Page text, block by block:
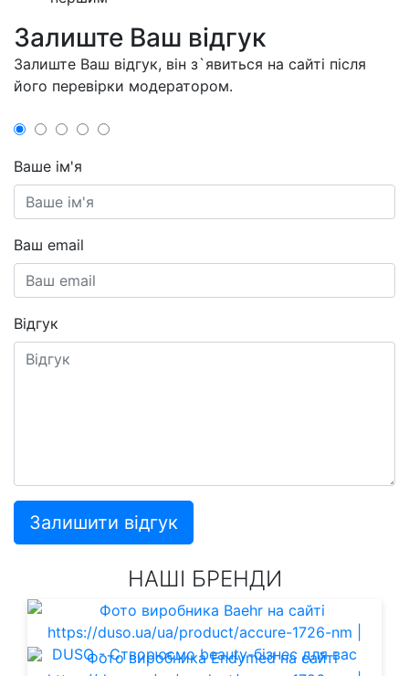
Залиште Ваш відгук
Залиште Ваш відгук, він з`явиться на сайті після
його перевірки модератором.
Ваше ім'я
Ваш email
Відгук
Залишити відгук
НАШІ БРЕНДИ